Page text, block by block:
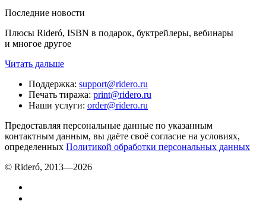
Последние новости
Плюсы Rideró, ISBN в подарок, буктрейлеры, вебинары
и многое другое
Читать дальше
Поддержка: support@ridero.ru
Печать тиража: print@ridero.ru
Наши услуги: order@ridero.ru
Предоставляя персональные данные по указанным
контактным данным, вы даёте своё согласие на условиях,
определенных Политикой обработки персональных данных
© Rideró, 2013—2026